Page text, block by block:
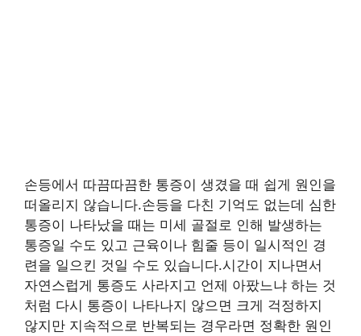
손등에서 따끔따끔한 통증이 생겼을 때 쉽게 원인을
떠올리지 않습니다.손등을 다친 기억도 없는데 심한
통증이 나타났을 때는 미세 골절로 인해 발생하는
통증일 수도 있고 근육이나 힘줄 등이 일시적인 경
련을 일으킨 것일 수도 있습니다.시간이 지나면서
자연스럽게 통증도 사라지고 언제 아팠느냐 하는 것
처럼 다시 통증이 나타나지 않으면 크게 걱정하지
않지만 지속적으로 반복되는 경우라면 정확한 원인